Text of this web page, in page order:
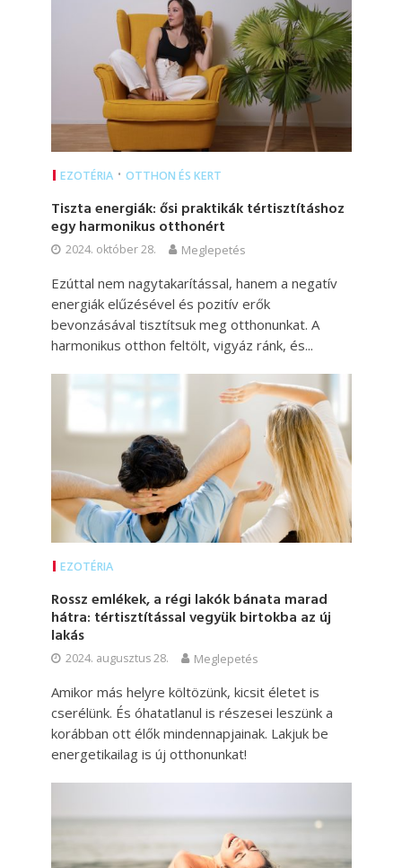
EZOTÉRIA • OTTHON ÉS KERT
Tiszta energiák: ősi praktikák tértisztításhoz
egy harmonikus otthonért
2024. október 28. Meglepetés
Ezúttal nem nagytakarítással, hanem a negatív
energiák elűzésével és pozitív erők
bevonzásával tisztítsuk meg otthonunkat. A
harmonikus otthon feltölt, vigyáz ránk, és...
EZOTÉRIA
Rossz emlékek, a régi lakók bánata marad
hátra: tértisztítással vegyük birtokba az új
lakás
2024. augusztus 28. Meglepetés
Amikor más helyre költözünk, kicsit életet is
cserélünk. És óhatatlanul is részesei leszünk a
korábban ott élők mindennapjainak. Lakjuk be
energetikailag is új otthonunkat!